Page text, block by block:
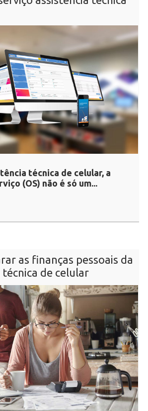
técnica de celular, a
(OS) não é só um...
as finanças pessoais da
técnica de celular